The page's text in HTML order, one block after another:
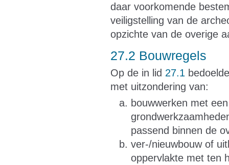
daar voorkomende
veiligstelling van de
opzichte van de overige
27.2 Bouwregels
Op de in lid 27.1
met uitzondering van:
bouwwerken met
passend binnen de
ver-/nieuwbouw of
oppervlakte met ten